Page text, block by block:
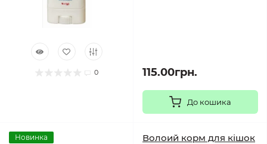
0 115.00грн.
До кошика
Новинка
Волоий корм для кішок